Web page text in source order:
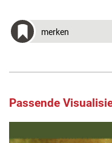
merken
Passende